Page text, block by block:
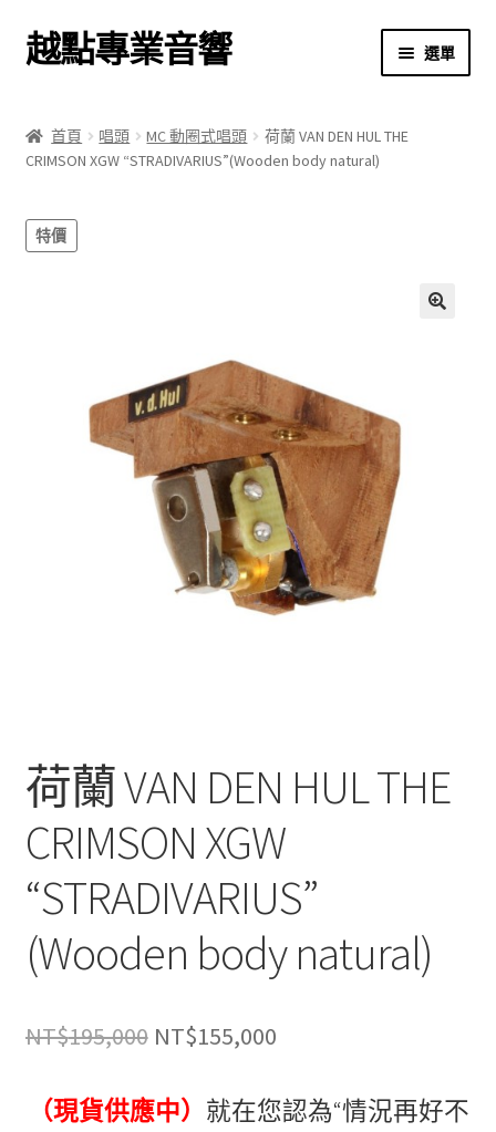
跳
至
覽
列
跳
至
要
內
越點專業音響 選單
商店
關於我們
首頁 唱頭 MC 動圈式唱頭
荷蘭 VAN DEN HUL THE
CRIMSON XGW “STRADIVARIUS”(Wooden body natural)
特價
荷蘭 VAN DEN HUL THE
CRIMSON XGW
“STRADIVARIUS”
(Wooden body natural)
NT$195,000 原
價
NT$155,000目
價
（現貨供應中） 就在您認為“情況再好不